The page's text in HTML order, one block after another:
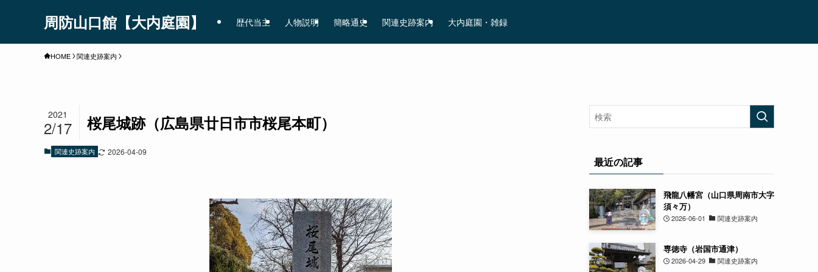
周防山口館【大内庭園】 歴代当主 人物説明 簡略通史 関連史跡案内 大内庭園・雑録
HOME 関連史跡案内
桜尾城跡（広島県廿日市市桜尾本町）
2021
2/17
関連史跡案内 2026-04-09
最近の記事
飛龍八幡宮（山口県周南市大字
須々万）
2026-06-01 関連史跡案内
専徳寺（岩国市通津）
2026-04-29 関連史跡案内